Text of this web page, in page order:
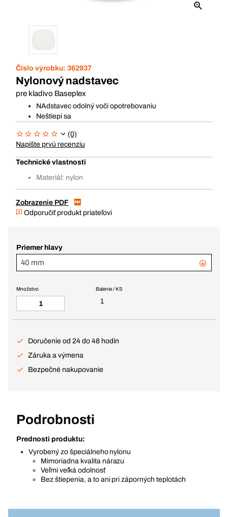
Číslo výrobku: 362937
Nylonový nadstavec
pre kladivo Baseplex
NAdstavec odolný voči opotrebovaniu
Neštiepi sa
(0)
Napíšte prvú recenziu
Technické vlastnosti
Materiál: nylon
Zobrazenie PDF
Odporučiť produkt priateľovi
Priemer hlavy
40 mm
Balenie / KS
1
Množstvo
Doručenie od 24 do 48 hodín
Záruka a výmena
Bezpečné nakupovanie
Podrobnosti
Prednosti produktu:
Vyrobený zo špeciálneho nylonu
Mimoriadna kvalita nárazu
Veľmi veľká odolnosť
Bez štiepenia, a to ani pri záporných teplotách